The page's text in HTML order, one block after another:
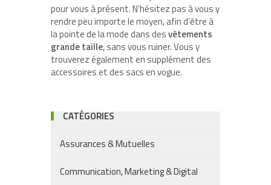
pour vous à présent. N’hésitez pas à vous y
rendre peu importe le moyen, afin d’être à
la pointe de la mode dans desvêtements
grande taille, sans vous ruiner. Vous y
trouverez également en supplément des
accessoires et des sacs en vogue.
CATÉGORIES
Assurances & Mutuelles
Communication, Marketing & Digital